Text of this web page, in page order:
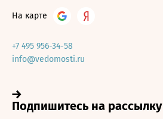
На карте
+7 495 956-34-58
info@vedomosti.ru